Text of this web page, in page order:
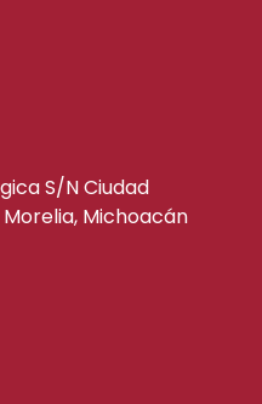
S/N Ciudad
Morelia, Michoacán